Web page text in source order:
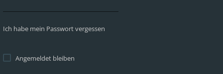
Ich habe mein Passwort vergessen
Angemeldet bleiben